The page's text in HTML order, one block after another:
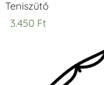
Teniszütő
3.450 Ft